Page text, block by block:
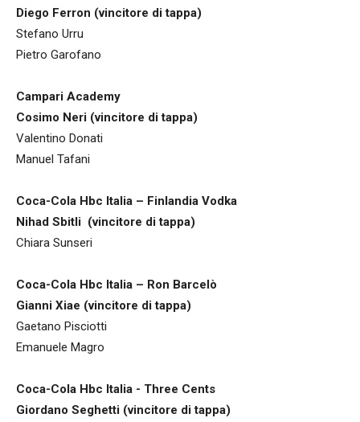
Diego Ferron (vincitore di tappa)
Stefano Urru
Pietro Garofano
Campari Academy
Cosimo Neri (vincitore di tappa)
Valentino Donati
Manuel Tafani
Coca-Cola Hbc Italia – Finlandia Vodka
Nihad Sbitli (vincitore di tappa)
Chiara Sunseri
Coca-Cola Hbc Italia – Ron Barcelò
Gianni Xiae (vincitore di tappa)
Gaetano Pisciotti
Emanuele Magro
Coca-Cola Hbc Italia - Three Cents
Giordano Seghetti (vincitore di tappa)